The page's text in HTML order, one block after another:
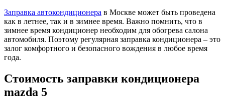
Заправка автокондиционера в Москве может быть проведена
как в летнее, так и в зимнее время. Важно помнить, что в
зимнее время кондиционер необходим для обогрева салона
автомобиля. Поэтому регулярная заправка кондиционера – это
залог комфортного и безопасного вождения в любое время
года.
Стоимость заправки кондиционера
mazda 5